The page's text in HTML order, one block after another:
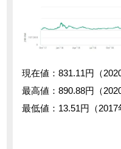
現在値：831.11円（
最高値：890.88円（
最低値：13.51円（2017